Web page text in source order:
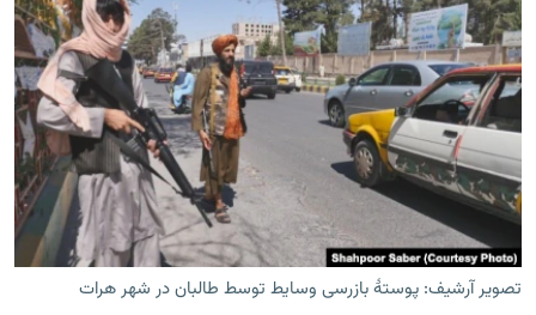
صفحه
جستجو
مجموعه تصویری
ورزش
بحران مهاجرت
'کووید-۱۹'
تماس
صفحه پشتو
Azadi English
تصویر آرشیف: پوستهٔ بازرسی وسایط توسط طالبان در شهر هرات